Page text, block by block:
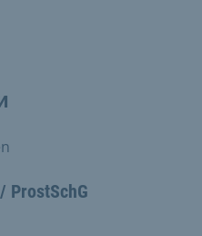
ProstSchG